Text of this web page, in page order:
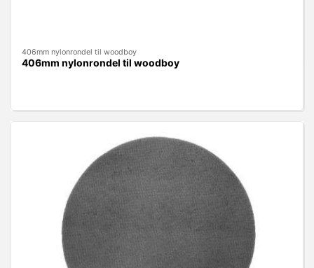
406mm nylonrondel til woodboy
406mm nylonrondel til woodboy